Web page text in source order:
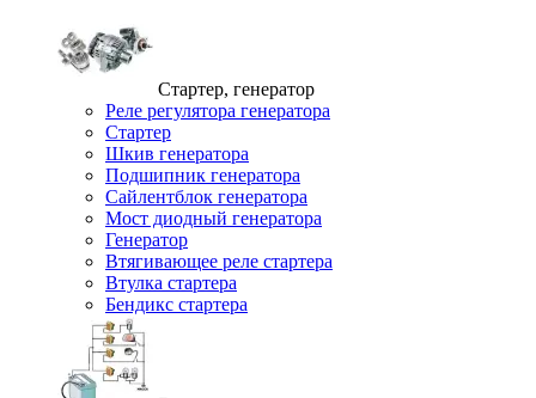
Стартер, генератор
Реле регулятора генератора
Стартер
Шкив генератора
Подшипник генератора
Сайлентблок генератора
Мост диодный генератора
Генератор
Втягивающее реле стартера
Втулка стартера
Бендикс стартера